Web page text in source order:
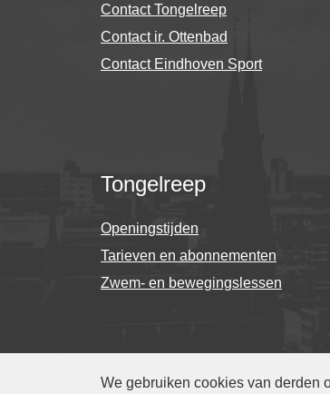
We gebruiken cookies van derden
Contact Tongelreep
Contact ir. Ottenbad
Contact Eindhoven Sport
Tongelreep
Openingstijden
Tarieven en abonnementen
Zwem- en bewegingslessen
Privacyverklaring-